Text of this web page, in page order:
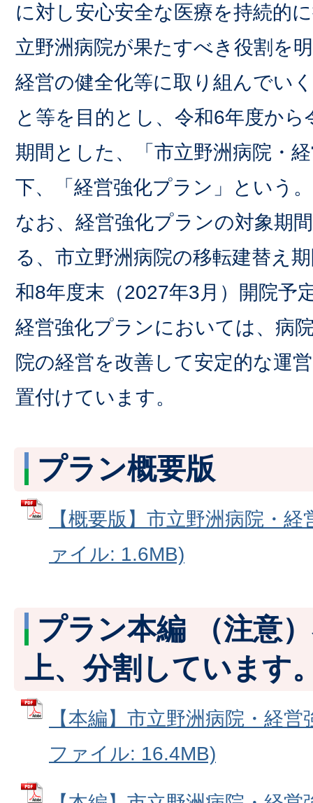
に対し安心安全な医療を持続的
立野洲病院が果たすべき役割を
経営の健全化等に取り組んでい
と等を目的とし、令和6年度か
期間とした、「市立野洲病院・
下、「経営強化プラン」という
なお、経営強化プランの対象期
る、市立野洲病院の移転建替え
和8年度末（2027年3月）開院予
経営強化プランにおいては、病
院の経営を改善して安定的な運
置付けています。
プラン概要版
【概要版】市立野洲病院・
ァイル: 1.6MB)
プラン本編 （注意
上、分割しています
【本編】市立野洲病院・経
ファイル: 16.4MB)